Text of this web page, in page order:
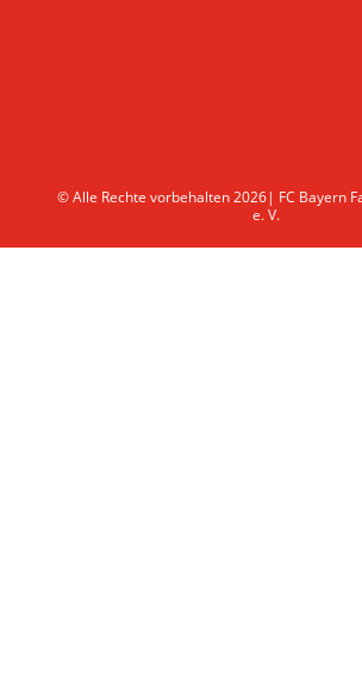
© Alle Rechte vorbehalten 2026| FC Bayern
e. V.